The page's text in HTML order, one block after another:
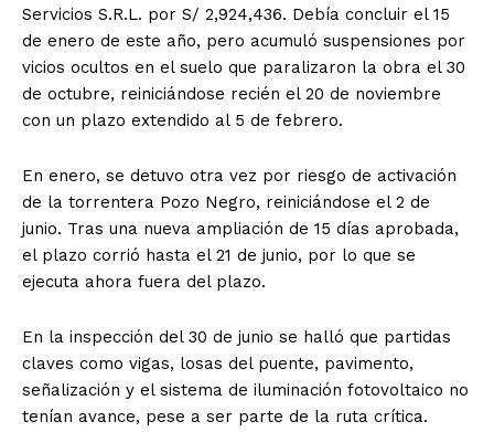
Servicios S.R.L. por S/ 2,924,436. Debía concluir el 15
de enero de este año, pero acumuló suspensiones por
vicios ocultos en el suelo que paralizaron la obra el 30
de octubre, reiniciándose recién el 20 de noviembre
con un plazo extendido al 5 de febrero.
En enero, se detuvo otra vez por riesgo de activación
de la torrentera Pozo Negro, reiniciándose el 2 de
junio. Tras una nueva ampliación de 15 días aprobada,
el plazo corrió hasta el 21 de junio, por lo que se
ejecuta ahora fuera del plazo.
En la inspección del 30 de junio se halló que partidas
claves como vigas, losas del puente, pavimento,
señalización y el sistema de iluminación fotovoltaico no
tenían avance, pese a ser parte de la ruta crítica.